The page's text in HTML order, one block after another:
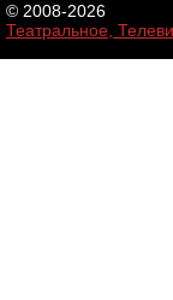
© 2008-2026
Театральное,